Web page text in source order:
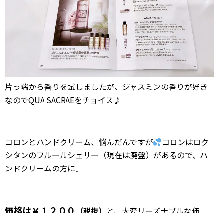
片っ端から香りを試しましたが、ジャスミンの香りが好き
なのでQUA SACRAEをチョイス♪
コロンとハンドクリーム、悩んだんですが
コロンはロク
シタンのフルールシェリー（現在は廃盤）があるので、ハ
ンドクリームの方に。
価格は￥１２００